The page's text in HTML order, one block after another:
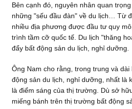
Bên cạnh đó, nguyên nhân quan
những "sếu đầu đàn" về du lịch… Từ
nhiều địa phương được đầu tư quy
trình tầm cỡ quốc tế. Du lịch "thăng
đẩy bất động sản du lịch, nghỉ dưỡng.
Ông Nam cho rằng, trong trung và
động sản du lịch, nghỉ dưỡng, nhất là
là điểm sáng của thị trường. Dù sở
miếng bánh trên thị trường bất động